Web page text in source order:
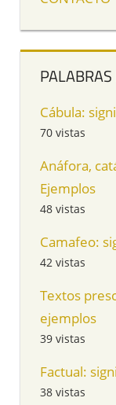
Cábula:
70 vistas
Anáfora,
Ejemplos
48 vistas
Camafeo:
42 vistas
Textos
ejemplos
39 vistas
Factual:
38 vistas